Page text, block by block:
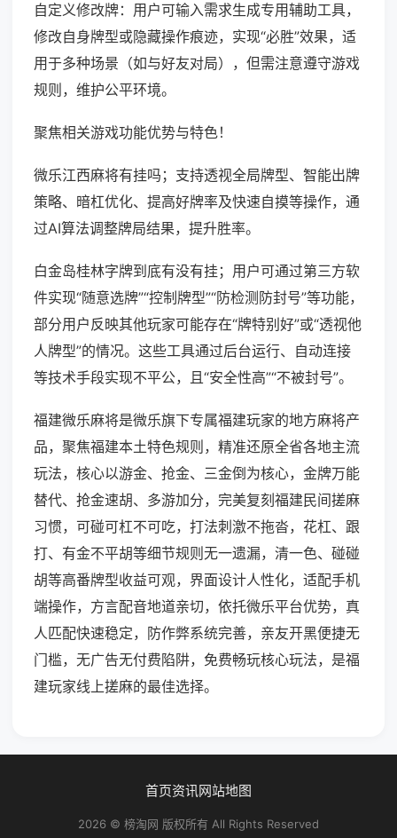
自定义修改牌：用户可输入需求生成专用辅助工具，
修改自身牌型或隐藏操作痕迹，实现“必胜”效果，适
用于多种场景（如与好友对局），但需注意遵守游戏
规则，维护公平环境。
聚焦相关游戏功能优势与特色！
微乐江西麻将有挂吗；支持透视全局牌型、智能出牌
策略、暗杠优化、提高好牌率及快速自摸等操作，通
过AI算法调整牌局结果，提升胜率。
白金岛桂林字牌到底有没有挂；用户可通过第三方软
件实现“随意选牌”“控制牌型”“防检测防封号”等功能，
部分用户反映其他玩家可能存在“牌特别好”或“透视他
人牌型”的情况。这些工具通过后台运行、自动连接
等技术手段实现不平公，且“安全性高”“不被封号”。
福建微乐麻将是微乐旗下专属福建玩家的地方麻将产
品，聚焦福建本土特色规则，精准还原全省各地主流
玩法，核心以游金、抢金、三金倒为核心，金牌万能
替代、抢金速胡、多游加分，完美复刻福建民间搓麻
习惯，可碰可杠不可吃，打法刺激不拖沓，花杠、跟
打、有金不平胡等细节规则无一遗漏，清一色、碰碰
胡等高番牌型收益可观，界面设计人性化，适配手机
端操作，方言配音地道亲切，依托微乐平台优势，真
人匹配快速稳定，防作弊系统完善，亲友开黑便捷无
门槛，无广告无付费陷阱，免费畅玩核心玩法，是福
建玩家线上搓麻的最佳选择。
首页资讯网站地图
2026 © 榜淘网 版权所有 All Rights Reserved